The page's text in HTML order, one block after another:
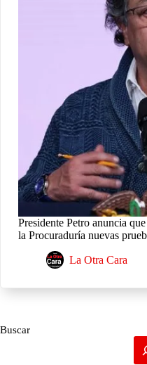
Presidente Petro anuncia
la Procuraduría nuevas
La Otra Cara
Buscar